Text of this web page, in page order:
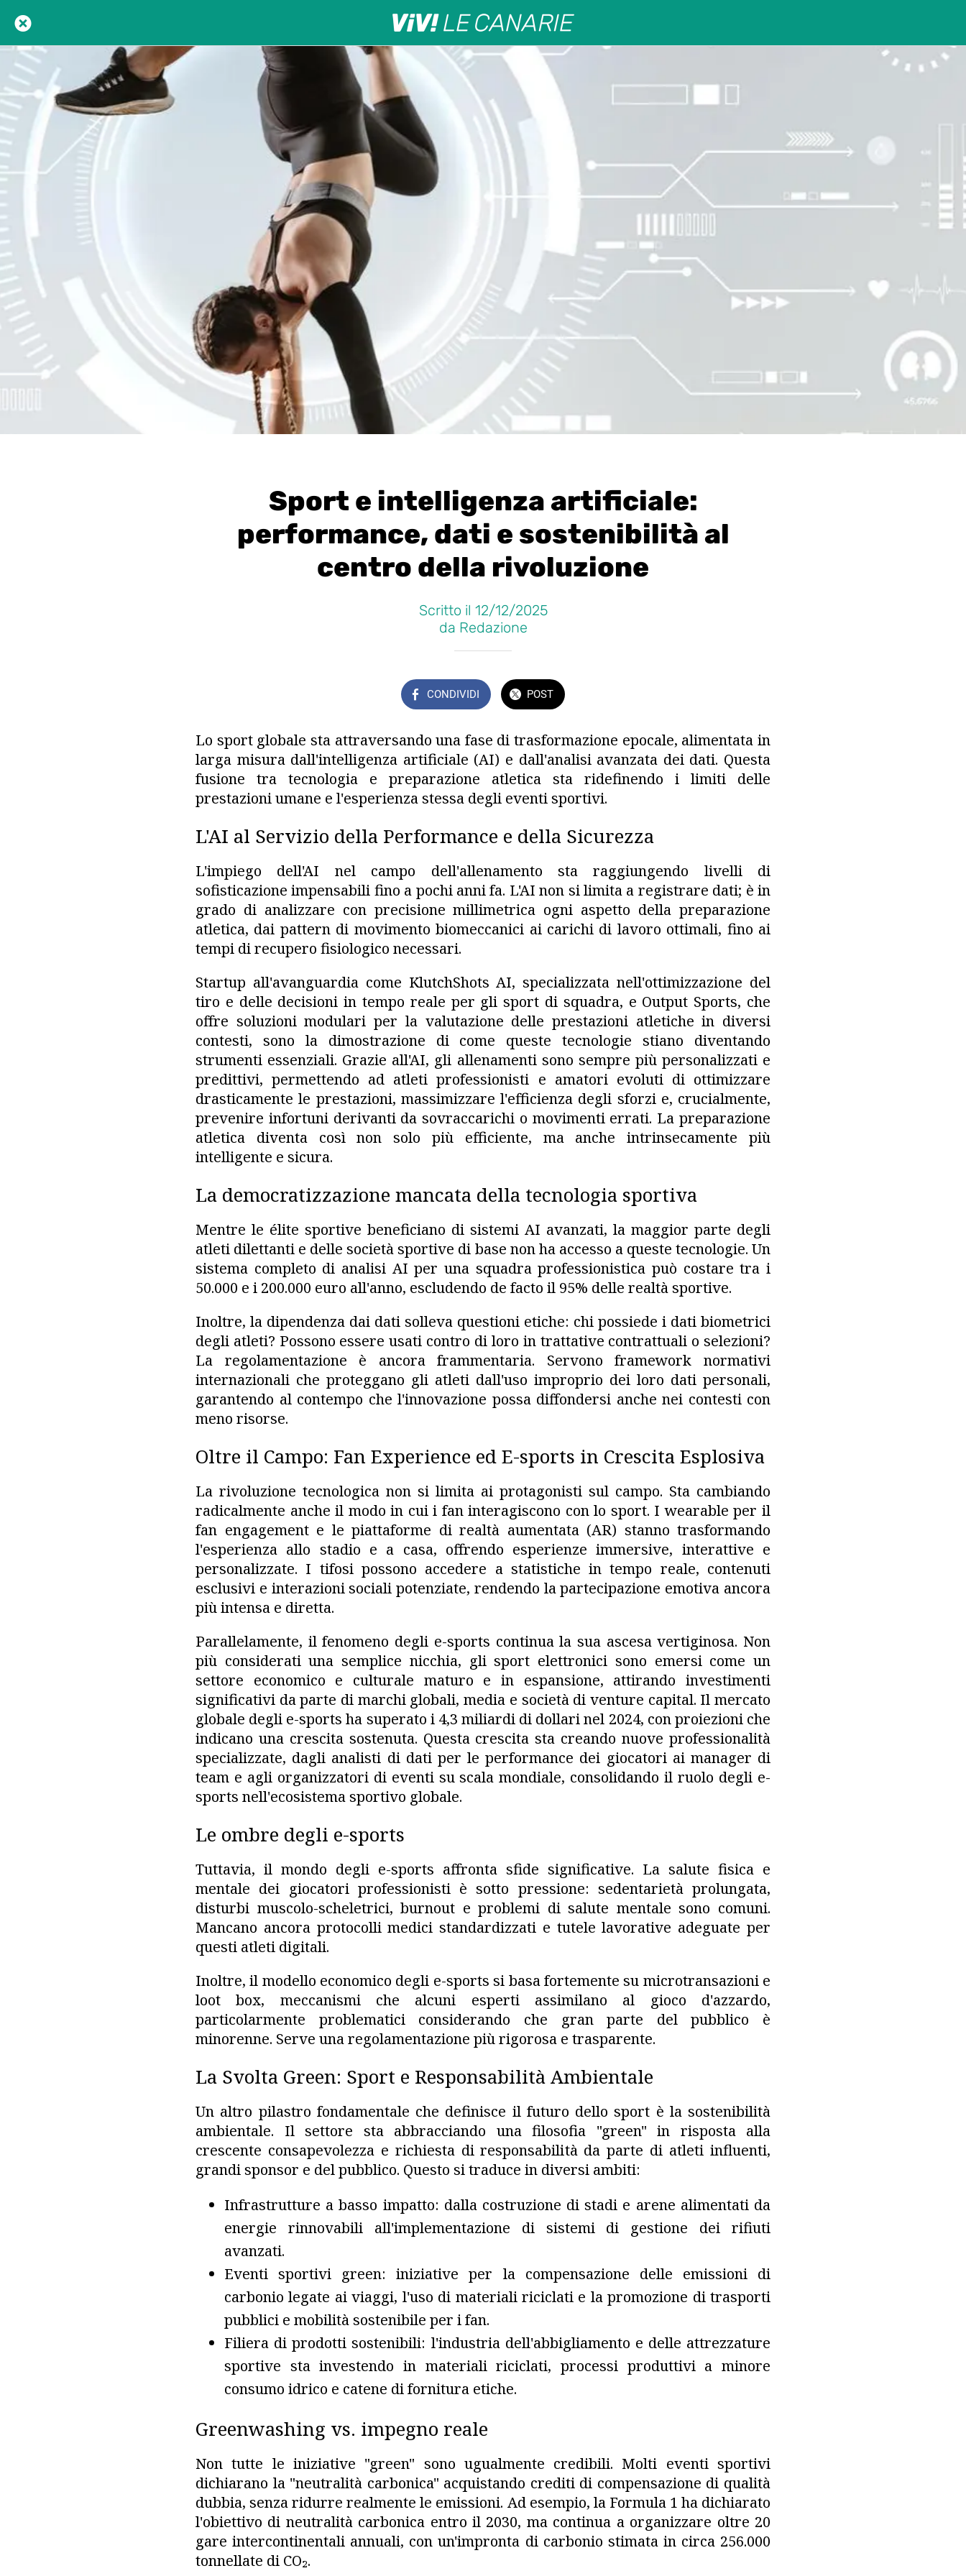
Sport e intelligenza artificiale:
performance, dati e sostenibilità al
centro della rivoluzione
Scritto il 12/12/2025
da Redazione
CONDIVIDI POST
Lo sport globale sta attraversando una fase di trasformazione epocale, alimentata in
larga misura dall'intelligenza artificiale (AI) e dall'analisi avanzata dei dati. Questa
fusione tra tecnologia e preparazione atletica sta ridefinendo i limiti delle
prestazioni umane e l'esperienza stessa degli eventi sportivi.
L'AI al Servizio della Performance e della Sicurezza
L'impiego dell'AI nel campo dell'allenamento sta raggiungendo livelli di
sofisticazione impensabili fino a pochi anni fa. L'AI non si limita a registrare dati; è in
grado di analizzare con precisione millimetrica ogni aspetto della preparazione
atletica, dai pattern di movimento biomeccanici ai carichi di lavoro ottimali, fino ai
tempi di recupero fisiologico necessari.
Startup all'avanguardia come KlutchShots AI, specializzata nell'ottimizzazione del
tiro e delle decisioni in tempo reale per gli sport di squadra, e Output Sports, che
offre soluzioni modulari per la valutazione delle prestazioni atletiche in diversi
contesti, sono la dimostrazione di come queste tecnologie stiano diventando
strumenti essenziali. Grazie all'AI, gli allenamenti sono sempre più personalizzati e
predittivi, permettendo ad atleti professionisti e amatori evoluti di ottimizzare
drasticamente le prestazioni, massimizzare l'efficienza degli sforzi e, crucialmente,
prevenire infortuni derivanti da sovraccarichi o movimenti errati. La preparazione
atletica diventa così non solo più efficiente, ma anche intrinsecamente più
intelligente e sicura.
La democratizzazione mancata della tecnologia sportiva
Mentre le élite sportive beneficiano di sistemi AI avanzati, la maggior parte degli
atleti dilettanti e delle società sportive di base non ha accesso a queste tecnologie. Un
sistema completo di analisi AI per una squadra professionistica può costare tra i
50.000 e i 200.000 euro all'anno, escludendo de facto il 95% delle realtà sportive.
Inoltre, la dipendenza dai dati solleva questioni etiche: chi possiede i dati biometrici
degli atleti? Possono essere usati contro di loro in trattative contrattuali o selezioni?
La regolamentazione è ancora frammentaria. Servono framework normativi
internazionali che proteggano gli atleti dall'uso improprio dei loro dati personali,
garantendo al contempo che l'innovazione possa diffondersi anche nei contesti con
meno risorse.
Oltre il Campo: Fan Experience ed E-sports in Crescita Esplosiva
La rivoluzione tecnologica non si limita ai protagonisti sul campo. Sta cambiando
radicalmente anche il modo in cui i fan interagiscono con lo sport. I wearable per il
fan engagement e le piattaforme di realtà aumentata (AR) stanno trasformando
l'esperienza allo stadio e a casa, offrendo esperienze immersive, interattive e
personalizzate. I tifosi possono accedere a statistiche in tempo reale, contenuti
esclusivi e interazioni sociali potenziate, rendendo la partecipazione emotiva ancora
più intensa e diretta.
Parallelamente, il fenomeno degli e-sports continua la sua ascesa vertiginosa. Non
più considerati una semplice nicchia, gli sport elettronici sono emersi come un
settore economico e culturale maturo e in espansione, attirando investimenti
significativi da parte di marchi globali, media e società di venture capital. Il mercato
globale degli e-sports ha superato i 4,3 miliardi di dollari nel 2024, con proiezioni che
indicano una crescita sostenuta. Questa crescita sta creando nuove professionalità
specializzate, dagli analisti di dati per le performance dei giocatori ai manager di
team e agli organizzatori di eventi su scala mondiale, consolidando il ruolo degli e-
sports nell'ecosistema sportivo globale.
Le ombre degli e-sports
Tuttavia, il mondo degli e-sports affronta sfide significative. La salute fisica e
mentale dei giocatori professionisti è sotto pressione: sedentarietà prolungata,
disturbi muscolo-scheletrici, burnout e problemi di salute mentale sono comuni.
Mancano ancora protocolli medici standardizzati e tutele lavorative adeguate per
questi atleti digitali.
Inoltre, il modello economico degli e-sports si basa fortemente su microtransazioni e
loot box, meccanismi che alcuni esperti assimilano al gioco d'azzardo,
particolarmente problematici considerando che gran parte del pubblico è
minorenne. Serve una regolamentazione più rigorosa e trasparente.
La Svolta Green: Sport e Responsabilità Ambientale
Un altro pilastro fondamentale che definisce il futuro dello sport è la sostenibilità
ambientale. Il settore sta abbracciando una filosofia "green" in risposta alla
crescente consapevolezza e richiesta di responsabilità da parte di atleti influenti,
grandi sponsor e del pubblico. Questo si traduce in diversi ambiti:
Infrastrutture a basso impatto: dalla costruzione di stadi e arene alimentati da
energie rinnovabili all'implementazione di sistemi di gestione dei rifiuti
avanzati.
Eventi sportivi green: iniziative per la compensazione delle emissioni di
carbonio legate ai viaggi, l'uso di materiali riciclati e la promozione di trasporti
pubblici e mobilità sostenibile per i fan.
Filiera di prodotti sostenibili: l'industria dell'abbigliamento e delle attrezzature
sportive sta investendo in materiali riciclati, processi produttivi a minore
consumo idrico e catene di fornitura etiche.
Greenwashing vs. impegno reale
Non tutte le iniziative "green" sono ugualmente credibili. Molti eventi sportivi
dichiarano la "neutralità carbonica" acquistando crediti di compensazione di qualità
dubbia, senza ridurre realmente le emissioni. Ad esempio, la Formula 1 ha dichiarato
l'obiettivo di neutralità carbonica entro il 2030, ma continua a organizzare oltre 20
gare intercontinentali annuali, con un'impronta di carbonio stimata in circa 256.000
tonnellate di CO₂.